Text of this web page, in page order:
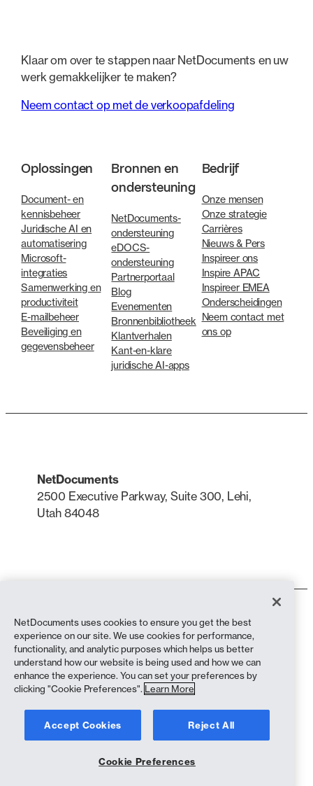
Klaar om over te stappen naar NetDocuments en uw
werk gemakkelijker te maken?
Neem contact op met de verkoopafdeling
Oplossingen
Document- en
kennisbeheer
Juridische AI en
automatisering
Microsoft-
integraties
Samenwerking en
productiviteit
E-mailbeheer
Beveiliging en
gegevensbeheer
Bronnen en
ondersteuning
NetDocuments-
ondersteuning
eDOCS-
ondersteuning
Partnerportaal
Blog
Evenementen
Bronnenbibliotheek
Klantverhalen
Kant-en-klare
juridische AI-apps
Bedrijf
Onze mensen
Onze strategie
Carrières
Nieuws & Pers
Inspireer ons
Inspire APAC
Inspireer EMEA
Onderscheidingen
Neem contact met
ons op
NetDocuments
2500 Executive Parkway, Suite 300, Lehi,
Utah 84048
Privacybeleid
Privacybeleid (inwoners van Californië)
Verklaring tegen slavernij
Cookiebeleid
Naleving
Copyright © 2026 NetDocuments Software, Inc. Alle rechten
NetDocuments uses cookies to ensure you get the best
experience on our site. We use cookies for performance,
functionality, and analytic purposes which helps us better
understand how our website is being used and how we can
enhance the experience. You can set your preferences by
clicking "Cookie Preferences". Learn More
Accept Cookies Reject All
Cookie Preferences